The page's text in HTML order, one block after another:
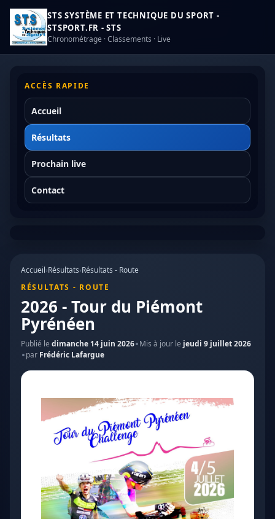
STS SYSTÈME ET TECHNIQUE DU SPORT -
STSPORT.FR - STS
Chronométrage · Classements · Live
ACCÈS RAPIDE
Accueil
Résultats
Prochain live
Contact
Accueil›Résultats›Résultats - Route
RÉSULTATS - ROUTE
2026 - Tour du Piémont
Pyrénéen
Publié le dimanche 14 juin 2026 Mis à jour le jeudi 9 juillet 2026
par Frédéric Lafargue